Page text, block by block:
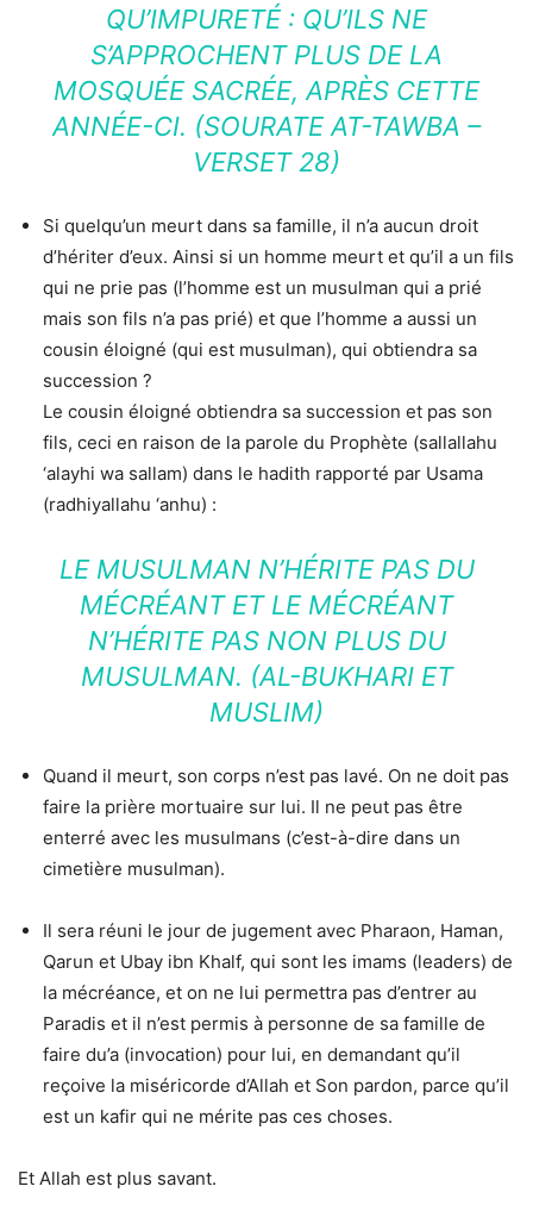
QU’IMPURETÉ : QU’ILS NE
S’APPROCHENT PLUS DE LA
MOSQUÉE SACRÉE, APRÈS CETTE
ANNÉE-CI. (SOURATE AT-TAWBA –
VERSET 28)
Si quelqu’un meurt dans sa famille, il n’a aucun droit
d’hériter d’eux. Ainsi si un homme meurt et qu’il a un fils
qui ne prie pas (l’homme est un musulman qui a prié
mais son fils n’a pas prié) et que l’homme a aussi un
cousin éloigné (qui est musulman), qui obtiendra sa
succession ?
Le cousin éloigné obtiendra sa succession et pas son
fils, ceci en raison de la parole du Prophète (sallallahu
‘alayhi wa sallam) dans le hadith rapporté par Usama
(radhiyallahu ‘anhu) :
LE MUSULMAN N’HÉRITE PAS DU
MÉCRÉANT ET LE MÉCRÉANT
N’HÉRITE PAS NON PLUS DU
MUSULMAN. (AL-BUKHARI ET
MUSLIM)
Quand il meurt, son corps n’est pas lavé. On ne doit pas
faire la prière mortuaire sur lui. Il ne peut pas être
enterré avec les musulmans (c’est-à-dire dans un
cimetière musulman).
Il sera réuni le jour de jugement avec Pharaon, Haman,
Qarun et Ubay ibn Khalf, qui sont les imams (leaders) de
la mécréance, et on ne lui permettra pas d’entrer au
Paradis et il n’est permis à personne de sa famille de
faire du’a (invocation) pour lui, en demandant qu’il
reçoive la miséricorde d’Allah et Son pardon, parce qu’il
est un kafir qui ne mérite pas ces choses.
Et Allah est plus savant.